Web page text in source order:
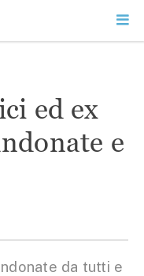
ed ex
e
da tutti e